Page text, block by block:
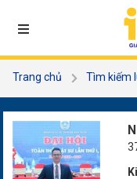
Trang chủ Tìm kiếm